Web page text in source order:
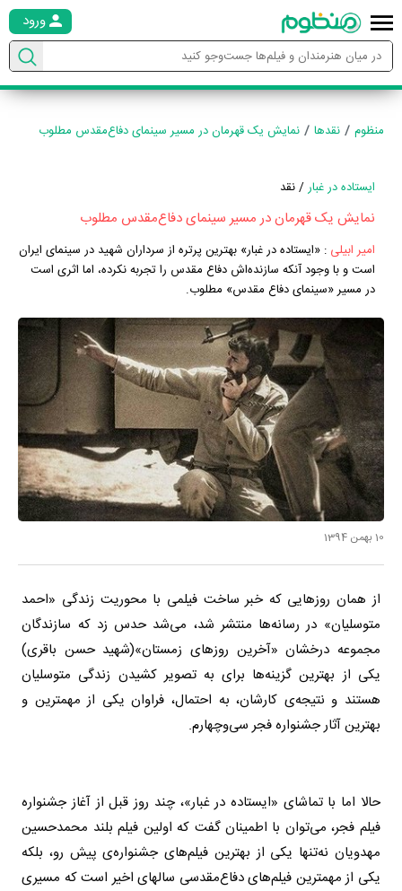
ورود
منظوم نقدها نمایش یک قهرمان در مسیر سینمای دفاع‌مقدس مطلوب
ایستاده در‌ غبار/ نقد
نمایش یک قهرمان در مسیر سینمای دفاع‌مقدس مطلوب
امیر ابیلی : «ایستاده در غبار» بهترین پرتره‌ از سرداران شهید در سینمای ایران
است و با وجود آنکه سازنده‌اش دفاع مقدس را تجربه نکرده، اما اثری است
در مسیر «سینمای دفاع مقدس» مطلوب.
10 بهمن 1394
از همان روزهایی که خبر ساخت فیلمی با محوریت زندگی «احمد
متوسلیان» در رسانه‌ها منتشر شد، می‌شد حدس زد که سازندگان
مجموعه‌ درخشان «آخرین روزهای زمستان»(شهید حسن باقری)
یکی از بهترین گزینه‌ها برای به تصویر کشیدن زندگی متوسلیان
هستند و نتیجه‌ی کارشان، به احتمال، فراوان یکی از مهمترین و
بهترین آثار جشنواره فجر سی‌وچهارم.
حالا اما با تماشای «ایستاده در غبار»، چند روز قبل از آغاز جشنواره
فیلم فجر، می‌توان با اطمینان گفت که اولین فیلم بلند محمدحسین
مهدویان نه‌تنها یکی از بهترین فیلم‌های جشنواره‌ی پیش رو، بلکه
یکی از مهمترین فیلم‌های دفاع‌مقدسی سالهای اخیر است که مسیری